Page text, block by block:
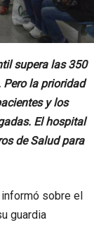
supera las 350
la prioridad
y los
El hospital
de Salud para
sobre el
guardia